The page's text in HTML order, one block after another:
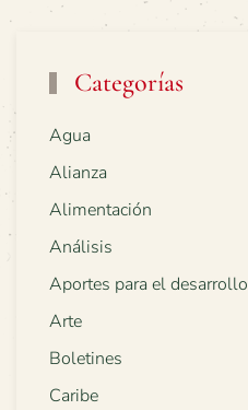
Categorías
Agua
Alianza
Alimentación
Análisis
Aportes para el desarrollo
Arte
Boletines
Caribe